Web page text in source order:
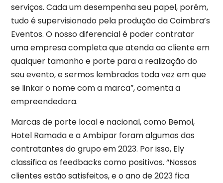
serviços. Cada um desempenha seu papel, porém,
tudo é supervisionado pela produção da Coimbra’s
Eventos. O nosso diferencial é poder contratar
uma empresa completa que atenda ao cliente em
qualquer tamanho e porte para a realização do
seu evento, e sermos lembrados toda vez em que
se linkar o nome com a marca”, comenta a
empreendedora.
Marcas de porte local e nacional, como Bemol,
Hotel Ramada e a Ambipar foram algumas das
contratantes do grupo em 2023. Por isso, Ely
classifica os feedbacks como positivos. “Nossos
clientes estão satisfeitos, e o ano de 2023 fica